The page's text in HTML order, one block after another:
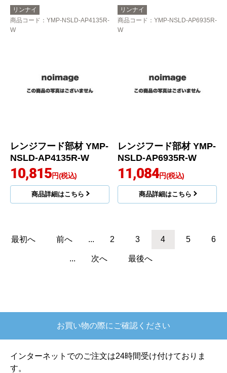
リンナイ
商品コード ：YMP-NSLD-AP4135R-
W
レンジフード部材 YMP-
NSLD-AP4135R-W
10,815円(税込)
商品詳細はこちら
リンナイ
商品コード ：YMP-NSLD-AP6935R-
W
レンジフード部材 YMP-
NSLD-AP6935R-W
11,084円(税込)
商品詳細はこちら
最初へ 前へ ... 2 3 4 5 6
... 次へ 最後へ
お買い物の際にご確認ください
インターネットでのご注文は24時間受け付けておりま
す。